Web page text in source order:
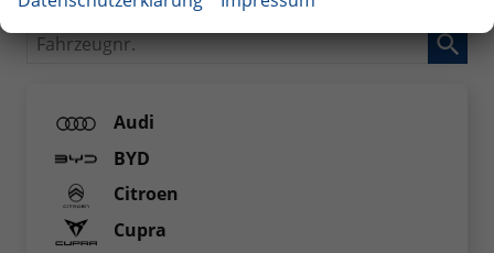
Fahrzeugnr.
Audi
BYD
Citroen
Cupra